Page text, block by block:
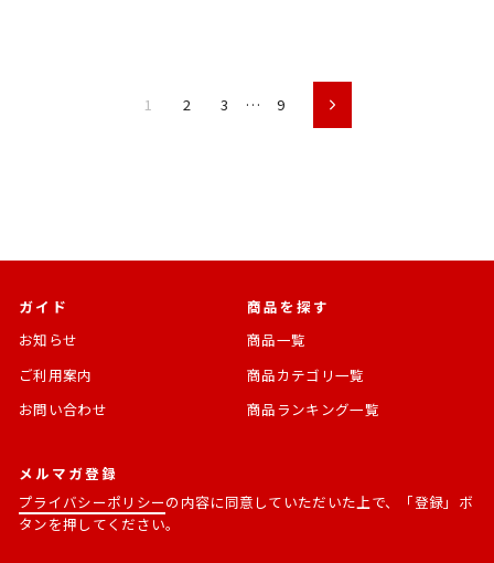
1 2 3 … 9 次
ガイド
お知らせ
ご利用案内
お問い合わせ
商品を探す
商品一覧
商品カテゴリ一覧
商品ランキング一覧
メルマガ登録
プライバシーポリシーの内容に同意していただいた上で、「登録」ボ
タンを押してください。